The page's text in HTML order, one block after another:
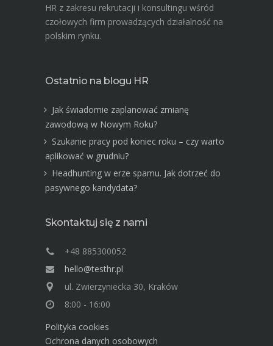
HR z zakresu rekrutacji i konsultingu wśród
czołowych firm prowadzących działalność na
polskim rynku.
Ostatnio na blogu HR
Jak świadomie zaplanować zmianę
zawodową w Nowym Roku?
Szukanie pracy pod koniec roku – czy warto
aplikować w grudniu?
Headhunting w erze spamu. Jak dotrzeć do
pasywnego kandydata?
Skontaktuj się z nami
+48 885300052
hello@testhr.pl
ul. Zwierzyniecka 30, Kraków
8:00 - 16:00
Polityka cookies
Ochrona danych osobowych